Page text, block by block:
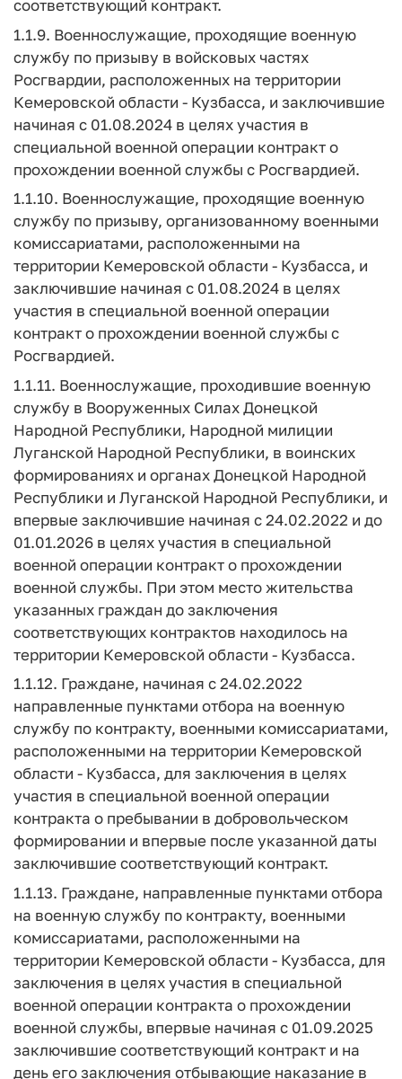
соответствующий контракт.
1.1.9. Военнослужащие, проходящие военную
службу по призыву в войсковых частях
Росгвардии, расположенных на территории
Кемеровской области - Кузбасса, и заключившие
начиная с 01.08.2024 в целях участия в
специальной военной операции контракт о
прохождении военной службы с Росгвардией.
1.1.10. Военнослужащие, проходящие военную
службу по призыву, организованному военными
комиссариатами, расположенными на
территории Кемеровской области - Кузбасса, и
заключившие начиная с 01.08.2024 в целях
участия в специальной военной операции
контракт о прохождении военной службы с
Росгвардией.
1.1.11. Военнослужащие, проходившие военную
службу в Вооруженных Силах Донецкой
Народной Республики, Народной милиции
Луганской Народной Республики, в воинских
формированиях и органах Донецкой Народной
Республики и Луганской Народной Республики, и
впервые заключившие начиная с 24.02.2022 и до
01.01.2026 в целях участия в специальной
военной операции контракт о прохождении
военной службы. При этом место жительства
указанных граждан до заключения
соответствующих контрактов находилось на
территории Кемеровской области - Кузбасса.
1.1.12. Граждане, начиная с 24.02.2022
направленные пунктами отбора на военную
службу по контракту, военными комиссариатами,
расположенными на территории Кемеровской
области - Кузбасса, для заключения в целях
участия в специальной военной операции
контракта о пребывании в добровольческом
формировании и впервые после указанной даты
заключившие соответствующий контракт.
1.1.13. Граждане, направленные пунктами отбора
на военную службу по контракту, военными
комиссариатами, расположенными на
территории Кемеровской области - Кузбасса, для
заключения в целях участия в специальной
военной операции контракта о прохождении
военной службы, впервые начиная с 01.09.2025
заключившие соответствующий контракт и на
день его заключения отбывающие наказание в